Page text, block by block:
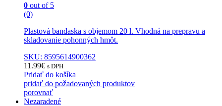
0 out of 5
(0)
Plastová bandaska s objemom 20 l. Vhodná na prepravu a
skladovanie pohonných hmôt.
SKU: 8595614900362
11.99€ s DPH
Pridať do košíka
pridať do požadovaných produktov
porovnať
Nezaradené